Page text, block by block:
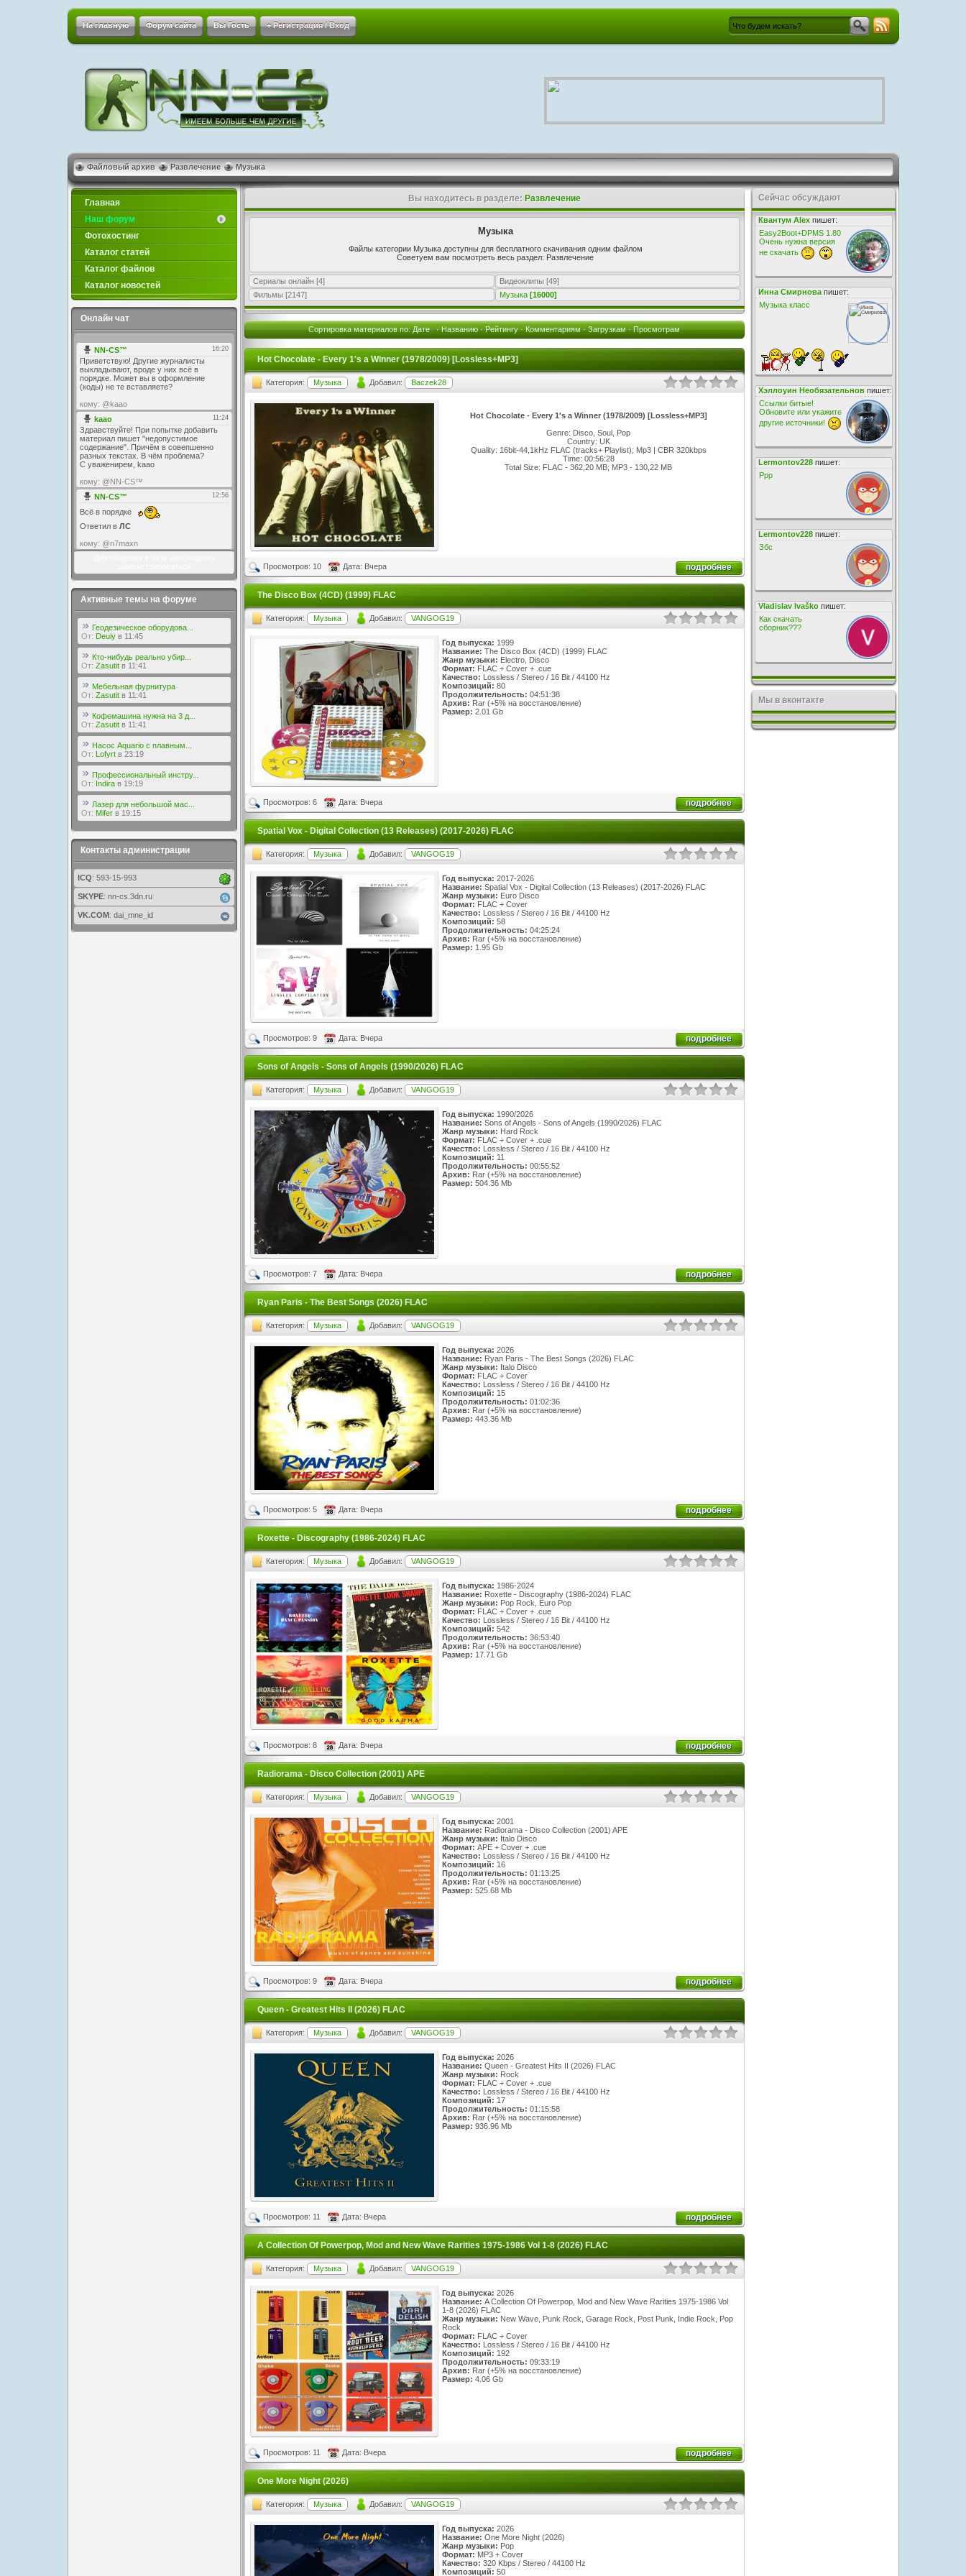
На главную Форум сайта Вы Гость + Регистрация / Вход
Файловый архив Развлечение Музыка
Главная
Наш форум
Фотохостинг
Каталог статей
Каталог файлов
Каталог новостей
Онлайн чат
Активные темы на форуме
Геодезическое оборудова...
От: Deuiy в 11:45
Кто-нибудь реально убир...
От: Zasutit в 11:41
Мебельная фурнитура
От: Zasutit в 11:41
Кофемашина нужна на 3 д...
От: Zasutit в 11:41
Насос Aquario с плавным...
От: Lofyrt в 23:19
Профессиональный инстру...
От: Indira в 19:19
Лазер для небольшой мас...
От: Mifer в 19:15
Контакты администрации
ICQ: 593-15-993
SKYPE: nn-cs.3dn.ru
VK.COM: dai_mne_id
Вы находитесь в разделе: Развлечение
Музыка
Файлы категории Музыка доступны для бесплатного скачивания одним файлом
Советуем вам посмотреть весь раздел: Развлечение
Сериалы онлайн [4] Видеоклипы [49]
Фильмы [2147] Музыка [16000]
Сортировка материалов по:Дате ·Названию·Рейтингу·Комментариям·Загрузкам·Просмотрам
Hot Chocolate - Every 1's a Winner (1978/2009) [Lossless+MP3]
Категория: Музыка Добавил: Baczek28
Hot Chocolate - Every 1's a Winner (1978/2009) [Lossless+MP3]
Genre: Disco, Soul, Pop
Country: UK
Quality: 16bit-44,1kHz FLAC (tracks+ Playlist); Mp3 | CBR 320kbps
Time: 00:56:28
Total Size: FLAC - 362,20 MB; MP3 - 130,22 MB
Просмотров: 10 Дата: Вчера подробнее
The Disco Box (4CD) (1999) FLAC
Категория: Музыка Добавил: VANGOG19
Год выпуска: 1999
Название: The Disco Box (4CD) (1999) FLAC
Жанр музыки: Electro, Disco
Формат: FLAC + Cover + .cue
Качество: Lossless / Stereo / 16 Bit / 44100 Hz
Композиций: 80
Продолжительность: 04:51:38
Архив: Rar (+5% на восстановление)
Размер: 2.01 Gb
Просмотров: 6 Дата: Вчера подробнее
Spatial Vox - Digital Collection (13 Releases) (2017-2026) FLAC
Категория: Музыка Добавил: VANGOG19
Год выпуска: 2017-2026
Название: Spatial Vox - Digital Collection (13 Releases) (2017-2026) FLAC
Жанр музыки: Euro Disco
Формат: FLAC + Cover
Качество: Lossless / Stereo / 16 Bit / 44100 Hz
Композиций: 58
Продолжительность: 04:25:24
Архив: Rar (+5% на восстановление)
Размер: 1.95 Gb
Просмотров: 9 Дата: Вчера подробнее
Sons of Angels - Sons of Angels (1990/2026) FLAC
Категория: Музыка Добавил: VANGOG19
Год выпуска: 1990/2026
Название: Sons of Angels - Sons of Angels (1990/2026) FLAC
Жанр музыки: Hard Rock
Формат: FLAC + Cover + .cue
Качество: Lossless / Stereo / 16 Bit / 44100 Hz
Композиций: 11
Продолжительность: 00:55:52
Архив: Rar (+5% на восстановление)
Размер: 504.36 Mb
Просмотров: 7 Дата: Вчера подробнее
Ryan Paris - The Best Songs (2026) FLAC
Категория: Музыка Добавил: VANGOG19
Год выпуска: 2026
Название: Ryan Paris - The Best Songs (2026) FLAC
Жанр музыки: Italo Disco
Формат: FLAC + Cover
Качество: Lossless / Stereo / 16 Bit / 44100 Hz
Композиций: 15
Продолжительность: 01:02:36
Архив: Rar (+5% на восстановление)
Размер: 443.36 Mb
Просмотров: 5 Дата: Вчера подробнее
Roxette - Discography (1986-2024) FLAC
Категория: Музыка Добавил: VANGOG19
Год выпуска: 1986-2024
Название: Roxette - Discography (1986-2024) FLAC
Жанр музыки: Pop Rock, Euro Pop
Формат: FLAC + Cover + .cue
Качество: Lossless / Stereo / 16 Bit / 44100 Hz
Композиций: 542
Продолжительность: 36:53:40
Архив: Rar (+5% на восстановление)
Размер: 17.71 Gb
Просмотров: 8 Дата: Вчера подробнее
Radiorama - Disco Collection (2001) APE
Категория: Музыка Добавил: VANGOG19
Год выпуска: 2001
Название: Radiorama - Disco Collection (2001) APE
Жанр музыки: Italo Disco
Формат: APE + Cover + .cue
Качество: Lossless / Stereo / 16 Bit / 44100 Hz
Композиций: 16
Продолжительность: 01:13:25
Архив: Rar (+5% на восстановление)
Размер: 525.68 Mb
Просмотров: 9 Дата: Вчера подробнее
Queen - Greatest Hits II (2026) FLAC
Категория: Музыка Добавил: VANGOG19
Год выпуска: 2026
Название: Queen - Greatest Hits II (2026) FLAC
Жанр музыки: Rock
Формат: FLAC + Cover + .cue
Качество: Lossless / Stereo / 16 Bit / 44100 Hz
Композиций: 17
Продолжительность: 01:15:58
Архив: Rar (+5% на восстановление)
Размер: 936.96 Mb
Просмотров: 11 Дата: Вчера подробнее
A Collection Of Powerpop, Mod and New Wave Rarities 1975-1986 Vol 1-8 (2026) FLAC
Категория: Музыка Добавил: VANGOG19
Год выпуска: 2026
Название: A Collection Of Powerpop, Mod and New Wave Rarities 1975-1986 Vol
1-8 (2026) FLAC
Жанр музыки: New Wave, Punk Rock, Garage Rock, Post Punk, Indie Rock, Pop
Rock
Формат: FLAC + Cover
Качество: Lossless / Stereo / 16 Bit / 44100 Hz
Композиций: 192
Продолжительность: 09:33:19
Архив: Rar (+5% на восстановление)
Размер: 4.06 Gb
Просмотров: 11 Дата: Вчера подробнее
One More Night (2026)
Категория: Музыка Добавил: VANGOG19
Год выпуска: 2026
Название: One More Night (2026)
Жанр музыки: Pop
Формат: MP3 + Cover
Качество: 320 Kbps / Stereo / 44100 Hz
Композиций: 50
Сейчас обсуждают
Квантум Alexпишет:
Easy2Boot+DPMS 1.80
Очень нужна версия
не скачать
Инна Смирновапишет:
Музыка класс
Хэллоуин Необязательновпишет:
Ссылки битые!
Обновите или укажите
другие источники!
Lermontov228пишет:
Ррр
Lermontov228пишет:
Збс
Vladislav Ivaškoпишет:
Как скачать
сборник???
Мы в вконтакте